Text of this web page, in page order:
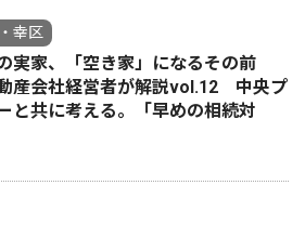
幸区
実家、「空き家」になるその前
産会社経営者が解説vol.12 中央プ
と共に考える。「早めの相続対